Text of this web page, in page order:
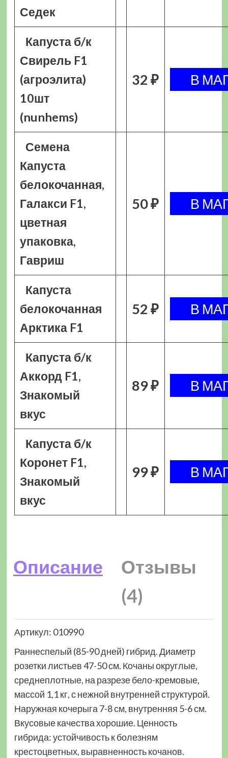
Седек
Капуста б/к
Свирель F1
(агроэлита)
10шт
(nunhems)
32 ₽
Семена
Капуста
белокочанная,
Галакси F1,
цветная
упаковка,
Гавриш
50 ₽
Капуста
белокочанная
Арктика F1
52 ₽
Капуста б/к
Аккорд F1,
Знакомый
вкус
89 ₽
Капуста б/к
Коронет F1,
Знакомый
вкус
99 ₽
Описание
Отзывы
(4)
Артикул: 010990
Раннеспелый (85-90 дней) гибрид. Диаметр
розетки листьев 47-50 см. Кочаны округлые,
среднеплотные, на разрезе бело-кремовые,
массой 1,1 кг, с нежной внутренней структурой.
Наружная кочерыга 7-8 см, внутренняя 5-6 см.
Вкусовые качества хорошие. Ценность
гибрида: устойчивость к болезням
крестоцветных, выравненность кочанов.